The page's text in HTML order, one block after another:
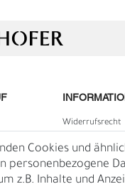
Widerrufs­recht
Impressum
AGB
Cookies und
personenbezogene
z.B. Inhalte und